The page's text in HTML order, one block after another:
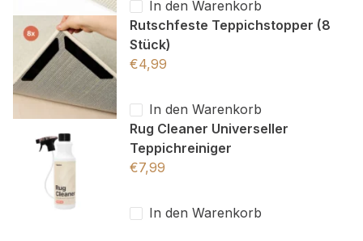
In den Warenkorb
Rutschfeste Teppichstopper (8
Stück)
€4,99
In den Warenkorb
Rug Cleaner Universeller
Teppichreiniger
€7,99
In den Warenkorb